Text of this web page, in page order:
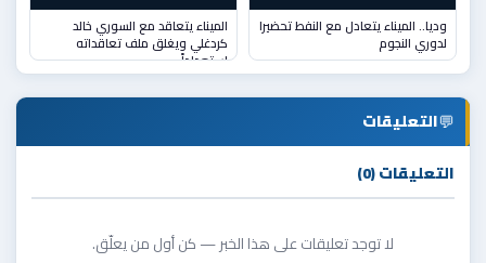
وديا.. الميناء يتعادل مع النفط تحضيرا
لدوري النجوم
الميناء يتعاقد مع السوري خالد
كردغلي ويغلق ملف تعاقداته
استعداداً
💬التعليقات
التعليقات (0)
لا توجد تعليقات على هذا الخبر — كن أول من يعلّق.